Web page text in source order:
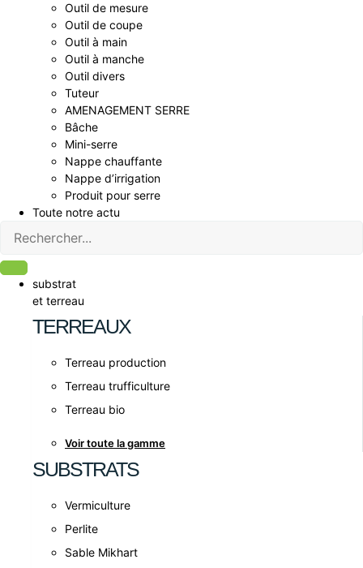
Outil de mesure
Outil de coupe
Outil à main
Outil à manche
Outil divers
Tuteur
AMENAGEMENT SERRE
Bâche
Mini-serre
Nappe chauffante
Nappe d’irrigation
Produit pour serre
Toute notre actu
substrat
et terreau
TERREAUX
Terreau production
Terreau trufficulture
Terreau bio
Voir toute la gamme
SUBSTRATS
Vermiculture
Perlite
Sable Mikhart